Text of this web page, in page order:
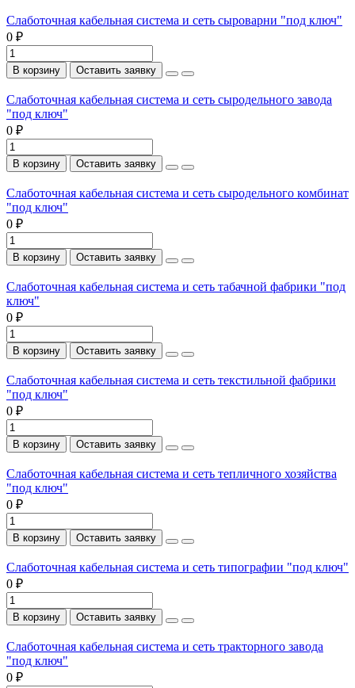
Слаботочная кабельная система и сеть сыроварни "под ключ"
0 ₽
В корзину Оставить заявку
Слаботочная кабельная система и сеть сыродельного завода
"под ключ"
0 ₽
В корзину Оставить заявку
Слаботочная кабельная система и сеть сыродельного комбинат
"под ключ"
0 ₽
В корзину Оставить заявку
Слаботочная кабельная система и сеть табачной фабрики "под
ключ"
0 ₽
В корзину Оставить заявку
Слаботочная кабельная система и сеть текстильной фабрики
"под ключ"
0 ₽
В корзину Оставить заявку
Слаботочная кабельная система и сеть тепличного хозяйства
"под ключ"
0 ₽
В корзину Оставить заявку
Слаботочная кабельная система и сеть типографии "под ключ"
0 ₽
В корзину Оставить заявку
Слаботочная кабельная система и сеть тракторного завода
"под ключ"
0 ₽